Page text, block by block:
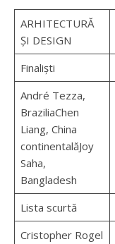
ARHITECTURĂ
ȘI DESIGN
Finaliști
André Tezza,
BraziliaChen
Liang, China
continentalăJoy
Saha,
Bangladesh
Lista scurtă
Cristopher Rogel